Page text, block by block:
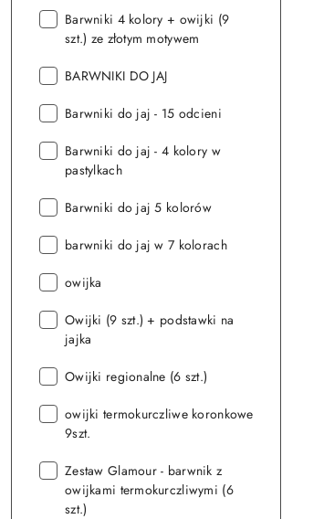
Seria:
Barwniki 4 kolory + owijki (9
szt.) ze złotym motywem
Seria:
BARWNIKI DO JAJ
Seria:
Barwniki do jaj - 15 odcieni
Seria:
Barwniki do jaj - 4 kolory w
pastylkach
Seria:
Barwniki do jaj 5 kolorów
Seria:
barwniki do jaj w 7 kolorach
Seria:
owijka
Seria:
Owijki (9 szt.) + podstawki na
jajka
Seria:
Owijki regionalne (6 szt.)
Seria:
owijki termokurczliwe koronkowe
9szt.
Seria:
Zestaw Glamour - barwnik z
owijkami termokurczliwymi (6
szt.)